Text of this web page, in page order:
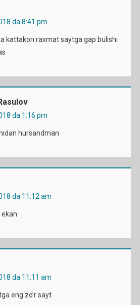
da 8:41 pm
kattakon raxmat saytga gap bulishi
da 1:16 pm
hursandman
da 11:12 am
ekan
da 11:11 am
eng zo’r sayt